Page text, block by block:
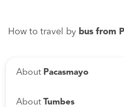
How to travel by bus from
About Pacasmayo
About Tumbes